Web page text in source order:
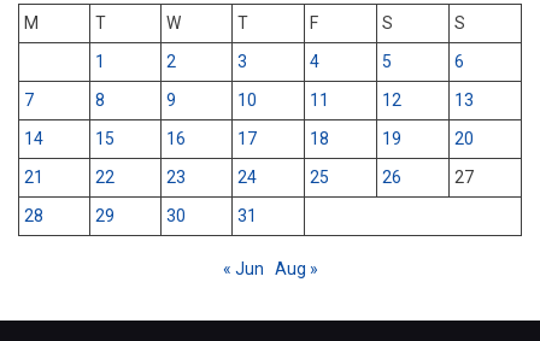
M
T W T F S
S
1
2 3 4 5
6
7
8 9 10 11 12
13
14
15 16 17 18 19
20
21
22 23 24 25 26
27
28
29 30 31
« Jun Aug »